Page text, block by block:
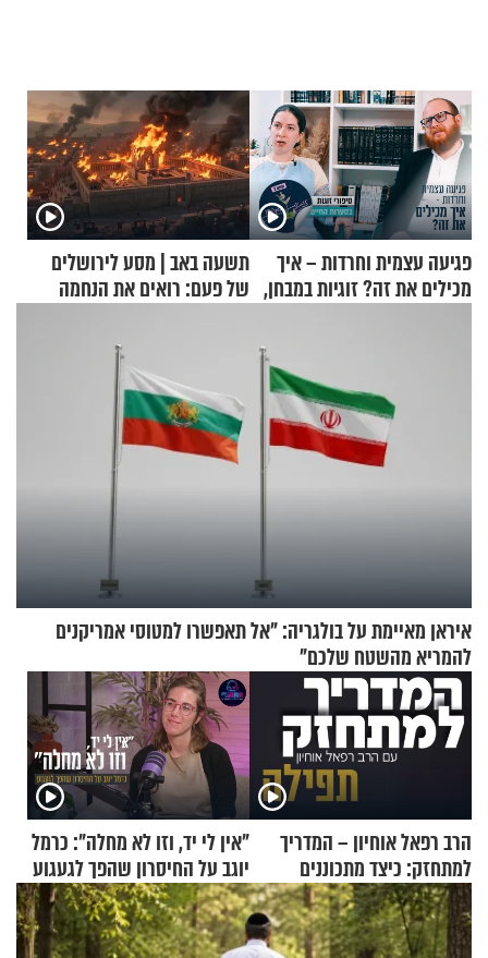
פגיעה עצמית וחרדות – איך
מכילים את זה? זוגיות במבחן,
תשעה באב | מסע לירושלים
של פעם: רואים את הנחמה
איראן מאיימת על בולגריה: "אל תאפשרו למטוסי אמריקנים
להמריא מהשטח שלכם"
הרב רפאל אוחיון – המדריך
למתחזק: כיצד מתכוננים
לתפילה?
"אין לי יד, וזו לא מחלה": כרמל
יוגב על החיסרון שהפך לגעגוע